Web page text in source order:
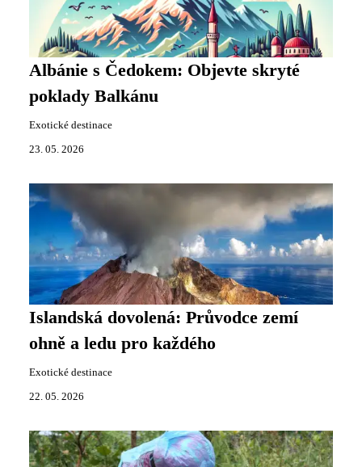
Albánie s Čedokem: Objevte skryté
poklady Balkánu
Exotické destinace
23. 05. 2026
Islandská dovolená: Průvodce zemí
ohně a ledu pro každého
Exotické destinace
22. 05. 2026